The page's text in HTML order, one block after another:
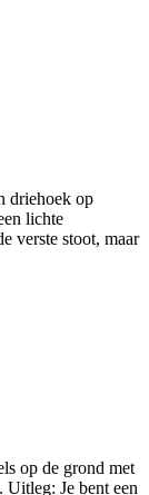
driehoek op
lichte
verste stoot, maar
op de grond met
Uitleg: Je bent een